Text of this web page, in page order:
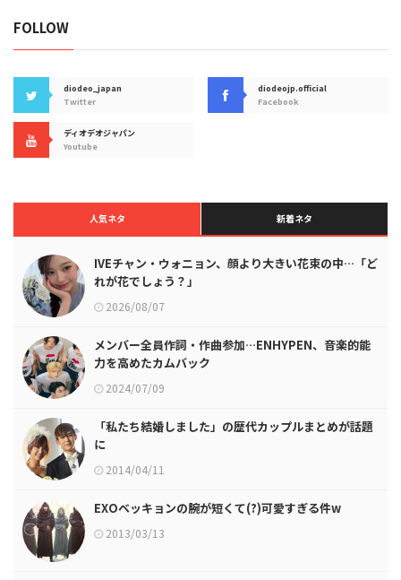
FOLLOW
diodeo_japan
Twitter
diodeojp.official
Facebook
ディオデオジャパン
Youtube
人気ネタ 新着ネタ
IVEチャン・ウォニョン、顔より大きい花束の中…「ど
れが花でしょう？」
2026/08/07
メンバー全員作詞・作曲参加…ENHYPEN、音楽的能
力を高めたカムバック
2024/07/09
「私たち結婚しました」の歴代カップルまとめが話題
に
2014/04/11
EXOベッキョンの腕が短くて(?)可愛すぎる件w
2013/03/13